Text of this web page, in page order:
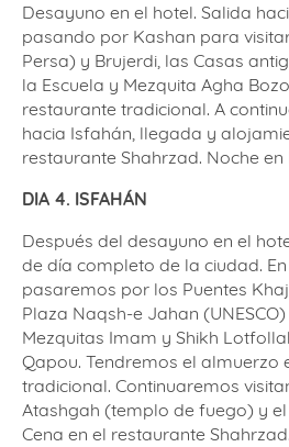
Desayuno en el hotel. Salida
pasando por Kashan para
Persa) y Brujerdi, las Casas
la Escuela y Mezquita Agha
restaurante tradicional. A
hacia Isfahán, llegada y
restaurante Shahrzad. Noche en
DIA 4. ISFAHÁN
Después del desayuno en el
de día completo de la ciudad.
pasaremos por los Puentes
Plaza Naqsh-e Jahan
Mezquitas Imam y Shikh
Qapou. Tendremos el almuerzo
tradicional. Continuaremos
Atashgah (templo de fuego) y
Cena en el restaurante